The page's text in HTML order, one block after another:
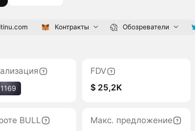
Контракты Обозреватели
FDV
$ 25,2K
BULL
Макс. предложение